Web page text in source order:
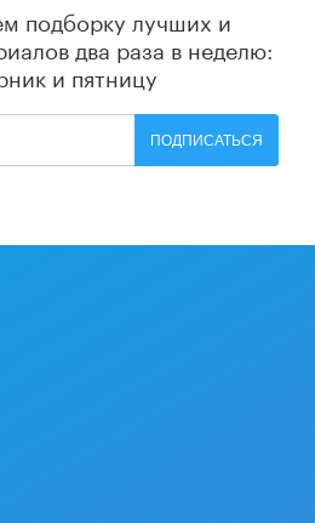
подборку лучших и
два раза в неделю:
и пятницу
ПОДПИСАТЬСЯ